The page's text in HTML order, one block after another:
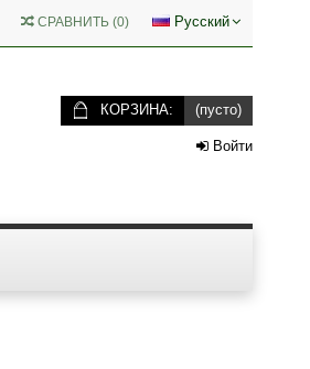
Русский
СРАВНИТЬ (0)
КОРЗИНА: (пусто)
Войти